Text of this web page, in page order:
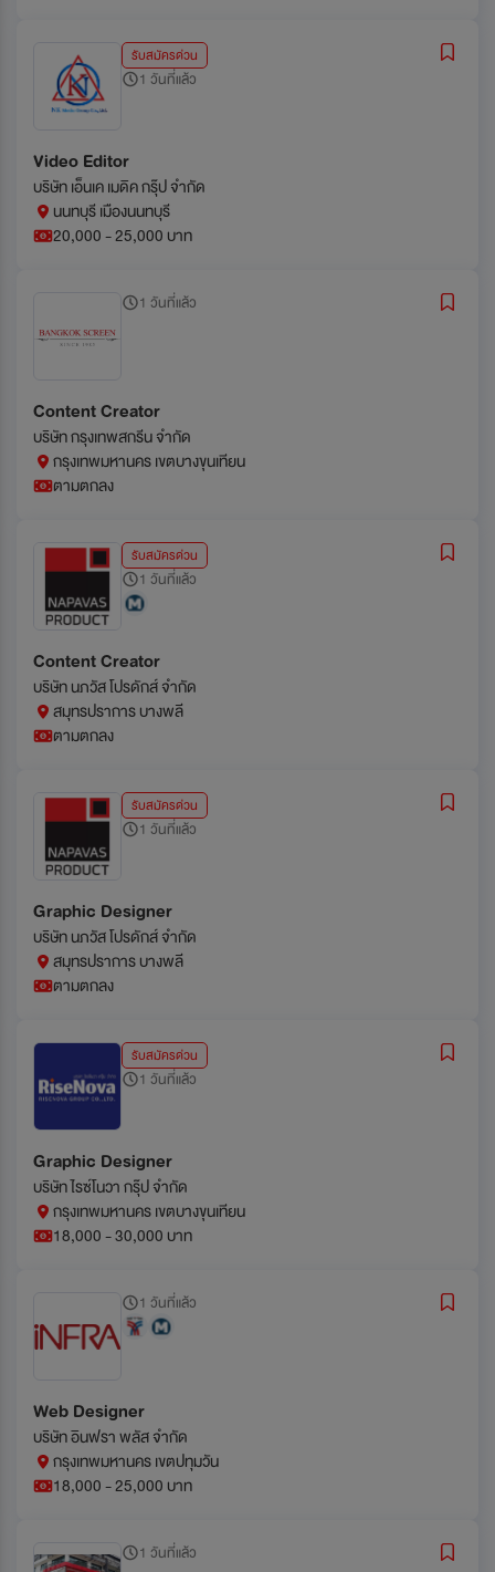
รับสมัครด่วน
1 วันที่แล้ว
Video Editor
บริษัท เอ็นเค เมดิค กรุ๊ป จำกัด
นนทบุรี เมืองนนทบุรี
20,000 - 25,000 บาท
1 วันที่แล้ว
Content Creator
บริษัท กรุงเทพสกรีน จำกัด
กรุงเทพมหานคร เขตบางขุนเทียน
ตามตกลง
รับสมัครด่วน
1 วันที่แล้ว
Content Creator
บริษัท นภวัส โปรดักส์ จำกัด
สมุทรปราการ บางพลี
ตามตกลง
รับสมัครด่วน
1 วันที่แล้ว
Graphic Designer
บริษัท นภวัส โปรดักส์ จำกัด
สมุทรปราการ บางพลี
ตามตกลง
รับสมัครด่วน
1 วันที่แล้ว
Graphic Designer
บริษัท ไรซ์โนวา กรุ๊ป จำกัด
กรุงเทพมหานคร เขตบางขุนเทียน
18,000 - 30,000 บาท
1 วันที่แล้ว
Web Designer
บริษัท อินฟรา พลัส จำกัด
กรุงเทพมหานคร เขตปทุมวัน
18,000 - 25,000 บาท
1 วันที่แล้ว